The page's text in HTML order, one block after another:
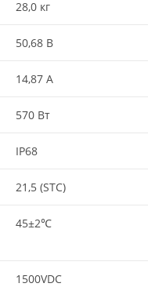
28,0 кг
50,68 В
14,87 А
570 Вт
IP68
21,5 (STC)
45±2℃
1500VDC